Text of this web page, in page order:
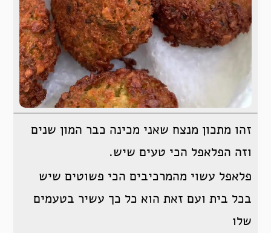
זהו מתכון מנצח שאני מכינה כבר המון שנים
וזה הפלאפל הכי טעים שיש.
פלאפל עשוי מהמרכיבים הכי פשוטים שיש
בכל בית ועם זאת הוא כל כך עשיר בטעמים
שלו